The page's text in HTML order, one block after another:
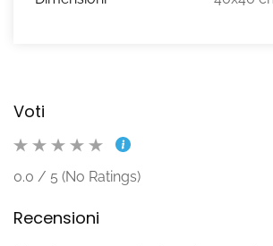
Voti
0.0 / 5 (No Ratings)
Recensioni